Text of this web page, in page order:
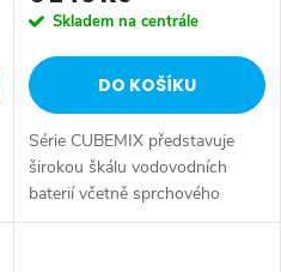
Skladem na centrále
DO KOŠÍKU
Série CUBEMIX představuje
širokou škálu vodovodních
baterií včetně sprchového
systému s ruční a hlavovou